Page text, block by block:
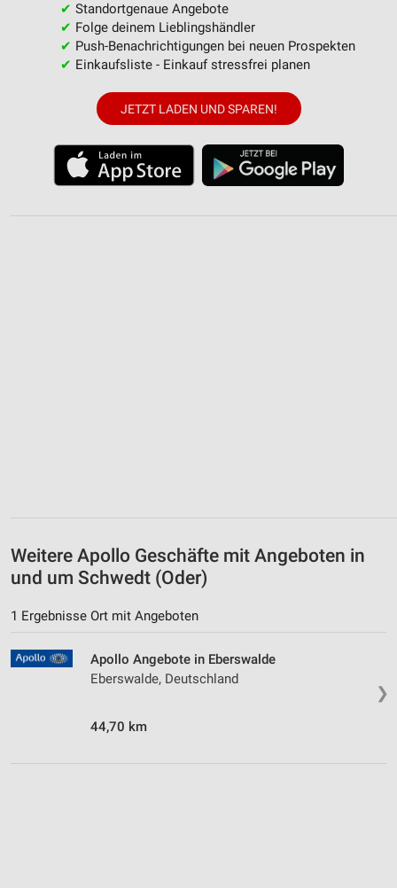
✔ Standortgenaue Angebote
✔ Folge deinem Lieblingshändler
✔ Push-Benachrichtigungen bei neuen Prospekten
✔ Einkaufsliste - Einkauf stressfrei planen
JETZT LADEN UND SPAREN!
Weitere Apollo Geschäfte mit Angeboten in
und um Schwedt (Oder)
1 Ergebnisse Ort mit Angeboten
❯
Apollo Angebote in Eberswalde
Eberswalde, Deutschland
44,70 km